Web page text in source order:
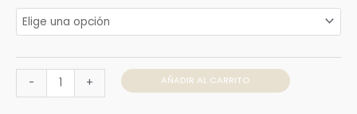
- + AÑADIR AL CARRITO